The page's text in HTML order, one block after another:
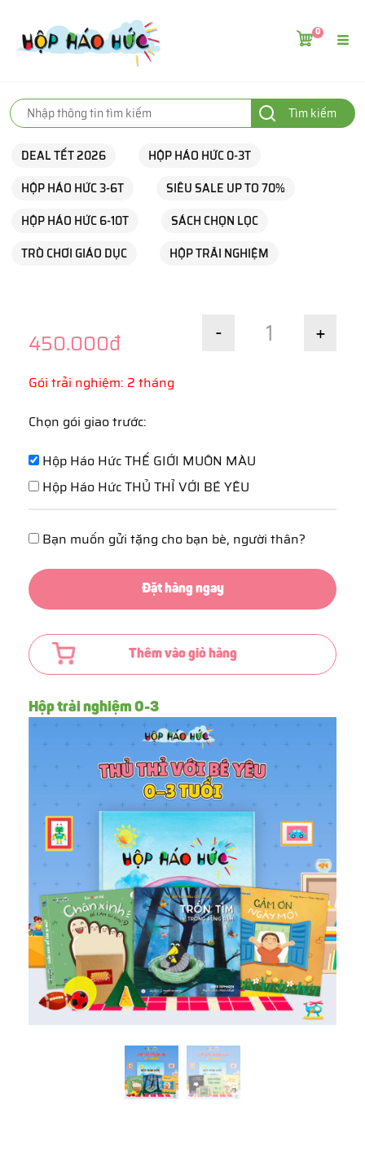
0
Tìm kiếm
DEAL TẾT 2026
HỘP HÁO HỨC 0-3T
HỘP HÁO HỨC 3-6T
SIÊU SALE UP TO 70%
HỘP HÁO HỨC 6-10T
SÁCH CHỌN LỌC
TRÒ CHƠI GIÁO DỤC
HỘP TRẢI NGHIỆM
Hộp trải nghiệm 0-3
450.000đ - +
Gói trải nghiệm: 2 tháng
Chọn gói giao trước:
Hộp Háo Hức THẾ GIỚI MUÔN MÀU
Hộp Háo Hức THỦ THỈ VỚI BÉ YÊU
Bạn muốn gửi tặng cho bạn bè, người thân?
Đặt hàng ngay
Thêm vào giỏ hàng